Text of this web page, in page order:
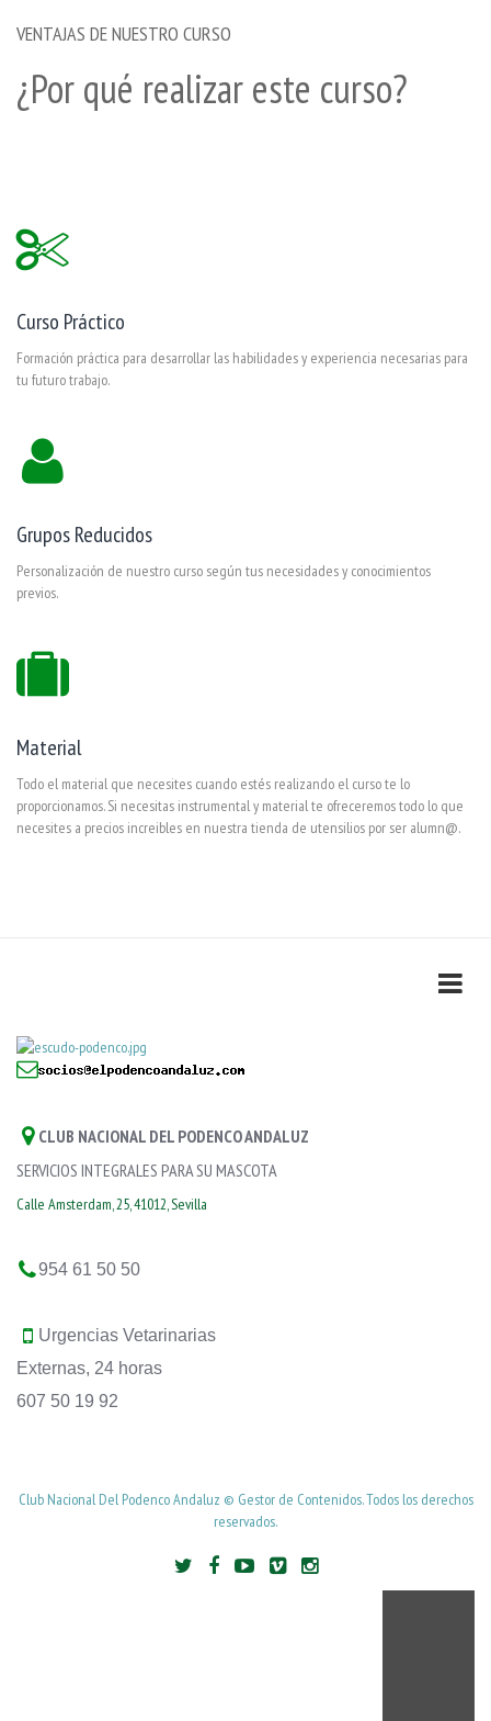
VENTAJAS DE NUESTRO CURSO
¿Por qué realizar este curso?
Curso Práctico
Formación práctica para desarrollar las habilidades y experiencia necesarias para
tu futuro trabajo.
Grupos Reducidos
Personalización de nuestro curso según tus necesidades y conocimientos
previos.
Material
Todo el material que necesites cuando estés realizando el curso te lo
proporcionamos. Si necesitas instrumental y material te ofreceremos todo lo que
necesites a precios increibles en nuestra tienda de utensilios por ser alumn@.
CLUB NACIONAL DEL PODENCO ANDALUZ
SERVICIOS INTEGRALES PARA SU MASCOTA
Calle Amsterdam, 25, 41012, Sevilla
954 61 50 50
Urgencias Vetarinarias
Externas, 24 horas
607 50 19 92
Club Nacional Del Podenco Andaluz © Gestor de Contenidos. Todos los derechos
reservados.